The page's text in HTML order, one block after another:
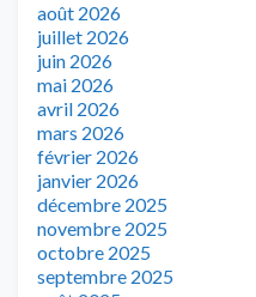
août 2026
juillet 2026
juin 2026
mai 2026
avril 2026
mars 2026
février 2026
janvier 2026
décembre 2025
novembre 2025
octobre 2025
septembre 2025